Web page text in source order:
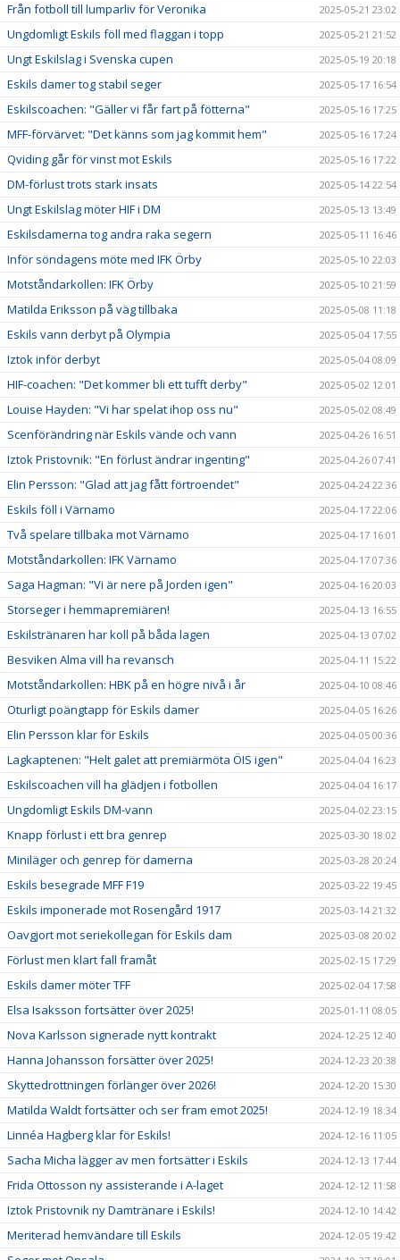
Från fotboll till lumparliv för Veronika 2025-05-21 23:02
Ungdomligt Eskils föll med flaggan i topp 2025-05-21 21:52
Ungt Eskilslag i Svenska cupen 2025-05-19 20:18
Eskils damer tog stabil seger 2025-05-17 16:54
Eskilscoachen: "Gäller vi får fart på fötterna" 2025-05-16 17:25
MFF-förvärvet: "Det känns som jag kommit hem" 2025-05-16 17:24
Qviding går för vinst mot Eskils 2025-05-16 17:22
DM-förlust trots stark insats 2025-05-14 22:54
Ungt Eskilslag möter HIF i DM 2025-05-13 13:49
Eskilsdamerna tog andra raka segern 2025-05-11 16:46
Inför söndagens möte med IFK Örby 2025-05-10 22:03
Motståndarkollen: IFK Örby 2025-05-10 21:59
Matilda Eriksson på väg tillbaka 2025-05-08 11:18
Eskils vann derbyt på Olympia 2025-05-04 17:55
Iztok inför derbyt 2025-05-04 08:09
HIF-coachen: "Det kommer bli ett tufft derby" 2025-05-02 12:01
Louise Hayden: "Vi har spelat ihop oss nu" 2025-05-02 08:49
Scenförändring när Eskils vände och vann 2025-04-26 16:51
Iztok Pristovnik: "En förlust ändrar ingenting" 2025-04-26 07:41
Elin Persson: "Glad att jag fått förtroendet" 2025-04-24 22:36
Eskils föll i Värnamo 2025-04-17 22:06
Två spelare tillbaka mot Värnamo 2025-04-17 16:01
Motståndarkollen: IFK Värnamo 2025-04-17 07:36
Saga Hagman: "Vi är nere på Jorden igen" 2025-04-16 20:03
Storseger i hemmapremiären! 2025-04-13 16:55
Eskilstränaren har koll på båda lagen 2025-04-13 07:02
Besviken Alma vill ha revansch 2025-04-11 15:22
Motståndarkollen: HBK på en högre nivå i år 2025-04-10 08:46
Oturligt poängtapp för Eskils damer 2025-04-05 16:26
Elin Persson klar för Eskils 2025-04-05 00:36
Lagkaptenen: "Helt galet att premiärmöta ÖIS igen" 2025-04-04 16:23
Eskilscoachen vill ha glädjen i fotbollen 2025-04-04 16:17
Ungdomligt Eskils DM-vann 2025-04-02 23:15
Knapp förlust i ett bra genrep 2025-03-30 18:02
Miniläger och genrep för damerna 2025-03-28 20:24
Eskils besegrade MFF F19 2025-03-22 19:45
Eskils imponerade mot Rosengård 1917 2025-03-14 21:32
Oavgjort mot seriekollegan för Eskils dam 2025-03-08 20:02
Förlust men klart fall framåt 2025-02-15 17:29
Eskils damer möter TFF 2025-02-04 17:58
Elsa Isaksson fortsätter över 2025! 2025-01-11 08:05
Nova Karlsson signerade nytt kontrakt 2024-12-25 12:40
Hanna Johansson forsätter över 2025! 2024-12-23 20:38
Skyttedrottningen förlänger över 2026! 2024-12-20 15:30
Matilda Waldt fortsätter och ser fram emot 2025! 2024-12-19 18:34
Linnéa Hagberg klar för Eskils! 2024-12-16 11:05
Sacha Micha lägger av men fortsätter i Eskils 2024-12-13 17:44
Frida Ottosson ny assisterande i A-laget 2024-12-12 11:58
Iztok Pristovnik ny Damtränare i Eskils! 2024-12-10 14:42
Meriterad hemvändare till Eskils 2024-12-05 19:42